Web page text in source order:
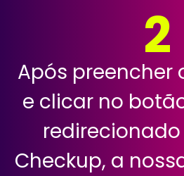
2
Após preencher
e clicar no
redirecionado
Checkup, a